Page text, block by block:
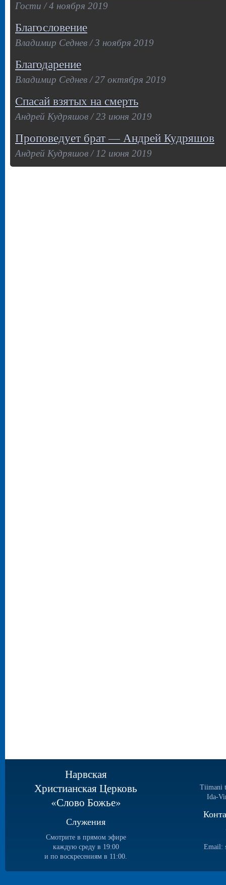
Гости / 4 ноября 2019
Благословение
Владимир Седнев / 3 ноября 2019
Благодарение
Владимир Седнев / 27 октября 2019
Спасай взятых на смерть
Андрей Кудряшов / 23 июня 2019
Проповедует брат — Андрей Кудряшов
Андрей Кудряшов / 12 июня 2019
Нарвская
Христианская Церковь
«Слово Божье»
Служения
Смотрите в прямом эфире
каждую среду в 19:00
и по воскресениям в 11:00.
Tiimani
Ida-
Email: